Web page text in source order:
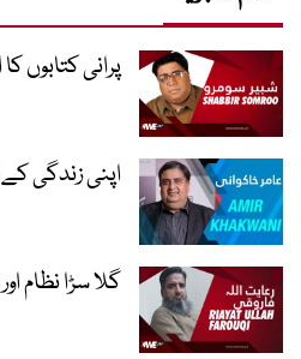
پرانی کتابوں کا
اپنی زندگی کے
گلا سڑا نظام